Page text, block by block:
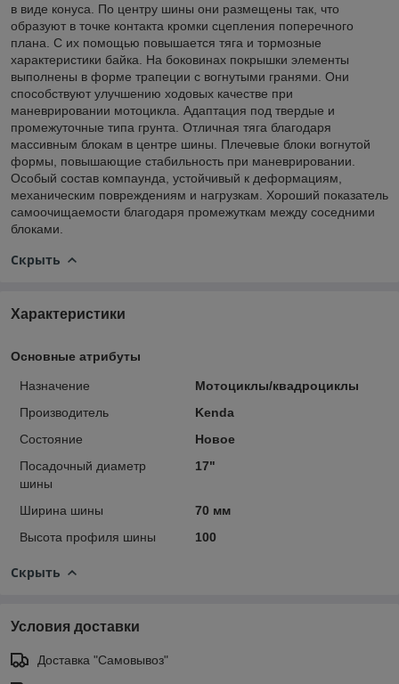
в виде конуса. По центру шины они размещены так, что
образуют в точке контакта кромки сцепления поперечного
плана. С их помощью повышается тяга и тормозные
характеристики байка. На боковинах покрышки элементы
выполнены в форме трапеции с вогнутыми гранями. Они
способствуют улучшению ходовых качестве при
маневрировании мотоцикла. Адаптация под твердые и
промежуточные типа грунта. Отличная тяга благодаря
массивным блокам в центре шины. Плечевые блоки вогнутой
формы, повышающие стабильность при маневрировании.
Особый состав компаунда, устойчивый к деформациям,
механическим повреждениям и нагрузкам. Хороший показатель
самоочищаемости благодаря промежуткам между соседними
блоками.
Скрыть
Характеристики
Основные атрибуты
Назначение
Мотоциклы/квадроциклы
Производитель
Kenda
Состояние
Новое
Посадочный диаметр
шины
17"
Ширина шины
70 мм
Высота профиля шины
100
Скрыть
Условия доставки
Доставка "Самовывоз"